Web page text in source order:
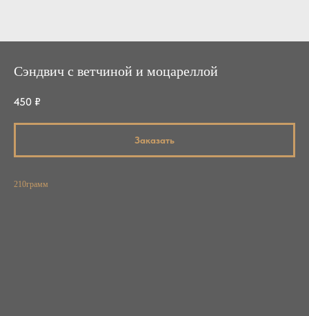
Сэндвич с ветчиной и моцареллой
450 ₽
Заказать
210грамм